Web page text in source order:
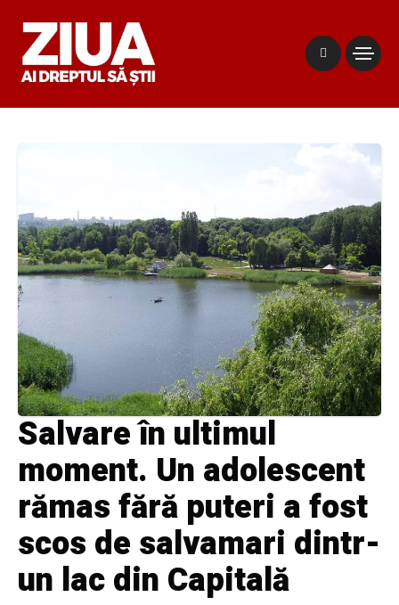
Salvare în ultimul
moment. Un adolescent
rămas fără puteri a fost
scos de salvamari dintr-
un lac din Capitală